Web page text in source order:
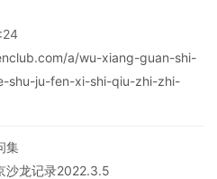
a/wu-xiang-guan-shi-
shu-ju-fen-xi-shi-qiu-zhi-zhi-
集
龙记录2022.3.5